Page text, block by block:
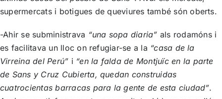
supermercats i botigues de queviures també són oberts.
-Ahir se subministrava “una sopa diaria” als rodamóns i
es facilitava un lloc on refugiar-se a la “casa de la
Virreina del Perú” i “en la falda de Montjuïc en la parte
de Sans y Cruz Cubierta, quedan construidas
cuatrocientas barracas para la gente de esta ciudad”.